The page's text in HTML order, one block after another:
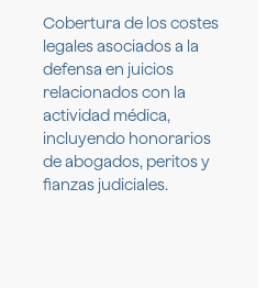
Cobertura de los costes
legales asociados a la
defensa en juicios
relacionados con la
actividad médica,
incluyendo honorarios
de abogados, peritos y
fianzas judiciales.